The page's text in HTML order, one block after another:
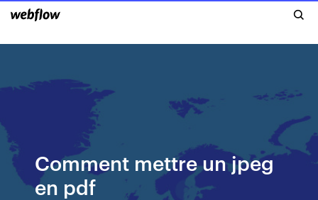
Comment mettre un jpeg
en pdf